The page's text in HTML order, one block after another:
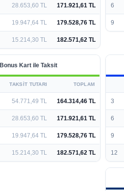
28.653,60 TL 171.921,61 TL
19.947,64 TL 179.528,76 TL
15.214,30 TL 182.571,62 TL
6
9
Bonus Kart ile Taksit
TAKSIT TUTARI TOPLAM
54.771,49 TL 164.314,46 TL
28.653,60 TL 171.921,61 TL
19.947,64 TL 179.528,76 TL
15.214,30 TL 182.571,62 TL
3
6
9
12